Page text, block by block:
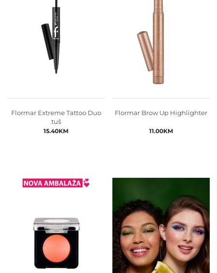
Flormar Extreme Tattoo Duo
tuš
15.40KM
Flormar Brow Up Highlighter
11.00KM